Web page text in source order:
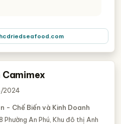
Camimex
2024
- Chế Biến và Kinh Doanh
Phường An Phú, Khu đô thị Anh